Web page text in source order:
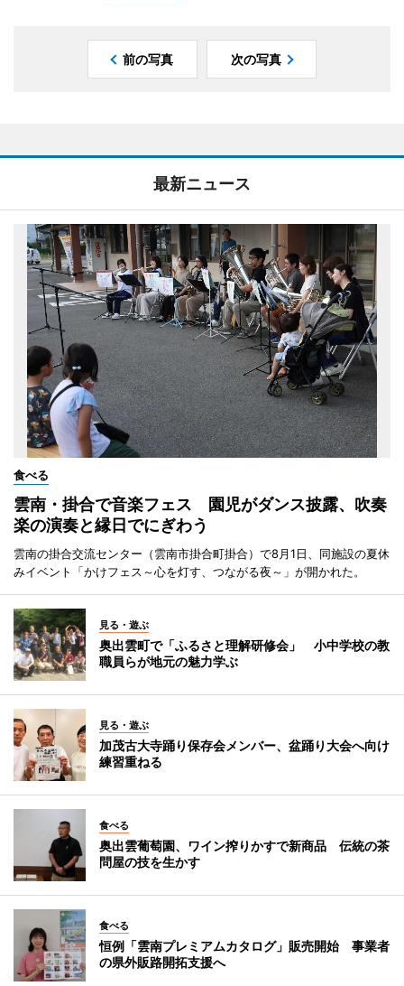
前の写真 次の写真
最新ニュース
食べる
雲南・掛合で音楽フェス 園児がダンス披露、吹奏
楽の演奏と縁日でにぎわう
雲南の掛合交流センター（雲南市掛合町掛合）で8月1日、同施設の夏休
みイベント「かけフェス～心を灯す、つながる夜～」が開かれた。
見る・遊ぶ
奥出雲町で「ふるさと理解研修会」 小中学校の教
職員らが地元の魅力学ぶ
見る・遊ぶ
加茂古大寺踊り保存会メンバー、盆踊り大会へ向け
練習重ねる
食べる
奥出雲葡萄園、ワイン搾りかすで新商品 伝統の茶
問屋の技を生かす
食べる
恒例「雲南プレミアムカタログ」販売開始 事業者
の県外販路開拓支援へ